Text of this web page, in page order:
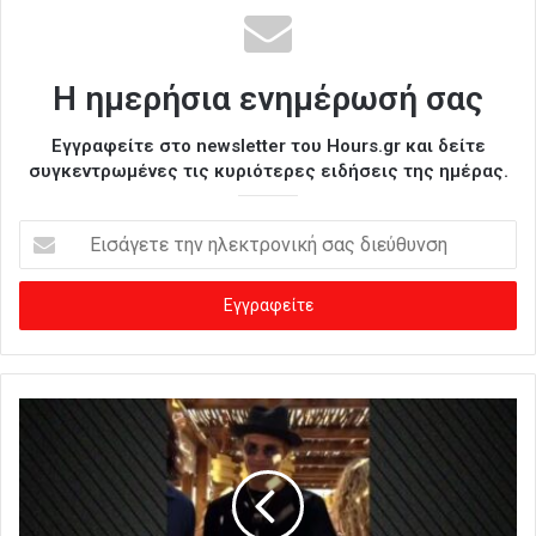
Η ημερήσια ενημέρωσή σας
Εγγραφείτε στο newsletter του Hours.gr και δείτε
συγκεντρωμένες τις κυριότερες ειδήσεις της ημέρας.
σ
γ
ε